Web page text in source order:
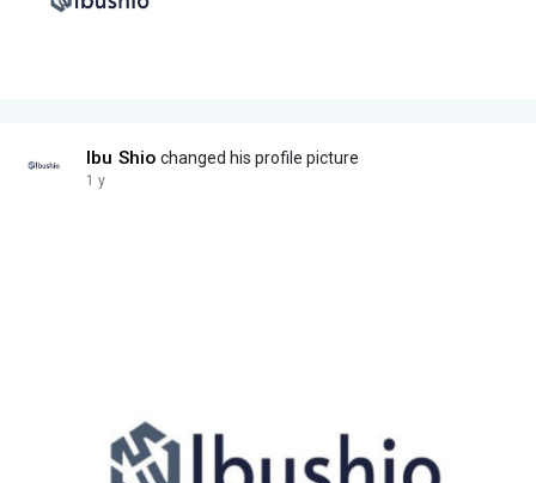
Ibu Shio changed his profile picture
1 y